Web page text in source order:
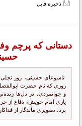
ذخیره فایل
دستانی که پرچم
تاسوعای حسینی، روز
روزی که نام حضرت
و جوانمردی، در دل‌ها
یاری امام خویش، دفاع از
برد، تصویری ماندگار از